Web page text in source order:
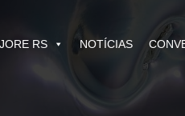
RS NOTÍCIAS